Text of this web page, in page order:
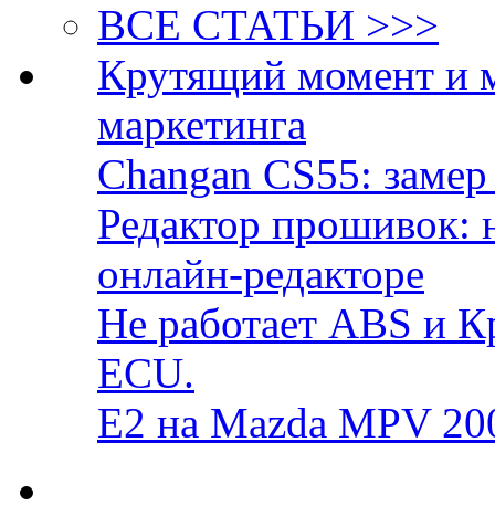
ВСЕ СТАТЬИ >>>
Крутящий момент и
маркетинга
Changan CS55:
Редактор прошивок:
онлайн-редакторе
Не работает ABS и
ECU.
E2 на Mazda MPV